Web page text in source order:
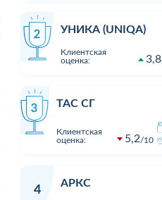
УНИКА (UNIQA)
Клиентская
оценка:
3,8
ТАС СГ
Клиентская
оценка:
5,2 10
4
АРКС